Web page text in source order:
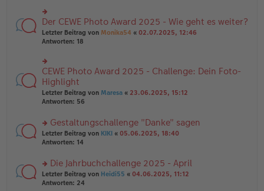
tr
a
g
e
n
er
B
a
g
u
n
g
el
es
n
er
B
ei
tr
a
rs
te
r
g
el
es
e
n
ei
tr
a
Der CEWE Photo Award 2025 - Wie geht es weiter?
Letzter Beitrag von Monika54 « 02.07.2025, 12:46
Antworten: 18
rs
te
r
u
n
el
es
e
B
ei
tr
CEWE Photo Award 2025 - Challenge: Dein Foto-
Highlight
Letzter Beitrag von Maresa « 23.06.2025, 15:12
Antworten: 56
rs
te
n
g
el
Gestaltungschallenge "Danke" sagen
Letzter Beitrag von KIKI « 05.06.2025, 18:40
Antworten: 14
rs
te
Die Jahrbuchchallenge 2025 - April
Letzter Beitrag von Heidi55 « 04.06.2025, 11:12
Antworten: 24